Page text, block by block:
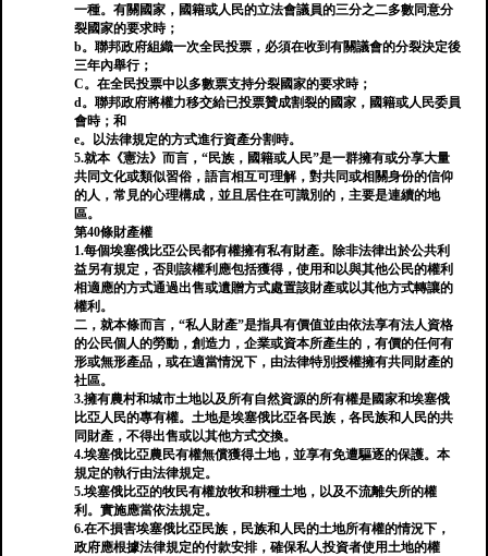
一種。有關國家，國籍或人民的立法會議員的三分之二多數同意分
裂國家的要求時；
b。聯邦政府組織一次全民投票，必須在收到有關議會的分裂決定後
三年內舉行；
C。在全民投票中以多數票支持分裂國家的要求時；
d。聯邦政府將權力移交給已投票贊成割裂的國家，國籍或人民委員
會時；和
e。以法律規定的方式進行資產分割時。
5.就本《憲法》而言，“民族，國籍或人民”是一群擁有或分享大量
共同文化或類似習俗，語言相互可理解，對共同或相關身份的信仰
的人，常見的心理構成，並且居住在可識別的，主要是連續的地
區。
第40條財產權
1.每個埃塞俄比亞公民都有權擁有私有財產。除非法律出於公共利
益另有規定，否則該權利應包括獲得，使用和以與其他公民的權利
相適應的方式通過出售或遺贈方式處置該財產或以其他方式轉讓的
權利。
二，就本條而言，“私人財產”是指具有價值並由依法享有法人資格
的公民個人的勞動，創造力，企業或資本所產生的，有價的任何有
形或無形產品，或在適當情況下，由法律特別授權擁有共同財產的
社區。
3.擁有農村和城市土地以及所有自然資源的所有權是國家和埃塞俄
比亞人民的專有權。土地是埃塞俄比亞各民族，各民族和人民的共
同財產，不得出售或以其他方式交換。
4.埃塞俄比亞農民有權無償獲得土地，並享有免遭驅逐的保護。本
規定的執行由法律規定。
5.埃塞俄比亞的牧民有權放牧和耕種土地，以及不流離失所的權
利。實施應當依法規定。
6.在不損害埃塞俄比亞民族，民族和人民的土地所有權的情況下，
政府應根據法律規定的付款安排，確保私人投資者使用土地的權